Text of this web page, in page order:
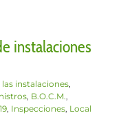
instalaciones
instalaciones,
, B.O.C.M.,
, Inspecciones, Local